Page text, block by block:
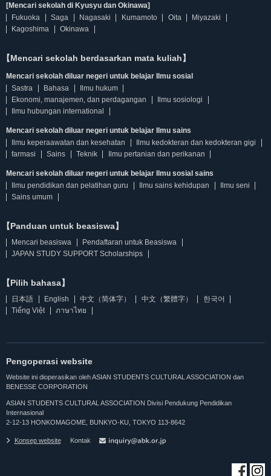
[Mencari sekolah di Kyusyu dan Okinawa]
Fukuoka
Saga Nagasaki Kumamoto Oita
Miyazaki
Kagoshima
Okinawa
【Mencari sekolah berdasarkan mata kuliah】
Mencari sekolah diluar negeri untuk belajar Ilmu sosial
Sastra
Bahasa
Ilmu hukum
Ekonomi, manajemen, dan perdagangan
Ilmu sosiologi
Ilmu hubungan international
Mencari sekolah diluar negeri untuk belajar Ilmu sains
Ilmu keperaawatan dan kesehatan
Ilmu kedokteran dan kedokteran gigi
farmasi
Sains Teknik Ilmu pertanian dan perikanan
Mencari sekolah diluar negeri untuk belajar Ilmu sosial sains
Ilmu pendidikan dan pelatihan guru
Ilmu sains kehidupan
Ilmu seni
Sains umum
【Panduan untuk beasiswa】
Mencari beasiswa
Pendaftaran untuk Beasiswa
JAPAN STUDY SUPPORT Scholarships
【Pilih bahasa】
日本語 English 中文（简体字） 中文（繁體字）
한국어
Tiếng Việt
ภาษาไทย
Pengoperasi website
Website ini dioperasikan oleh ASIAN STUDENTS CULTURAL ASSOCIATION dan
BENESSE CORPORATION
ASIAN STUDENTS CULTURAL ASSOCIATION Divisi Pendukung Pendidikan
Internasional
2-12-13 HONKOMAGOME, BUNKYO-KU, TOKYO 113-8642
Konsep website Kontak